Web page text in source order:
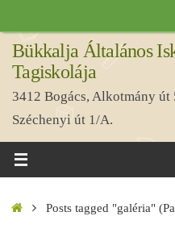
a
tartalomra
Bükkalja Általános
Tagiskolája
3412 Bogács, Alkotmány út
Széchenyi út 1/A.
HomePosts tagged "galéria"